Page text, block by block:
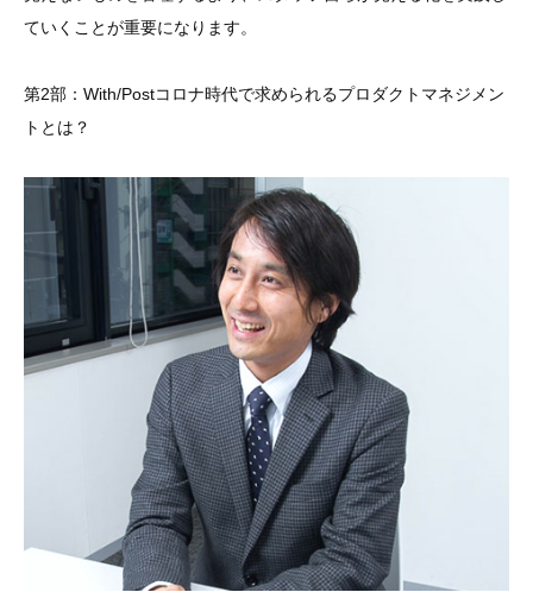
ていくことが重要になります。
第2部：With/Postコロナ時代で求められるプロダクトマネジメン
トとは？